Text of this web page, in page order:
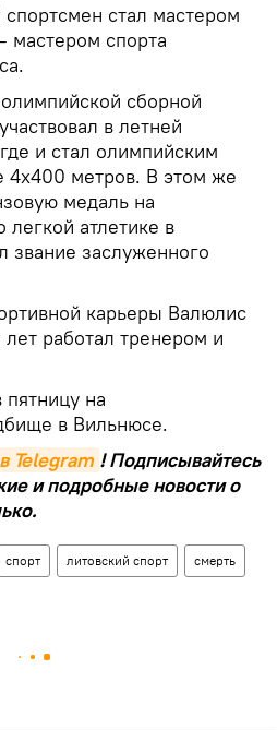
спортсмен стал мастером
мастером спорта
сборной
в летней
и стал олимпийским
4x400 метров. В этом же
медаль на
атлетике в
звание заслуженного
карьеры Валюлис
работал тренером и
на
в Вильнюсе.
Telegram ! Подписывайтесь
и подробные новости о
спорт литовский спорт смерть